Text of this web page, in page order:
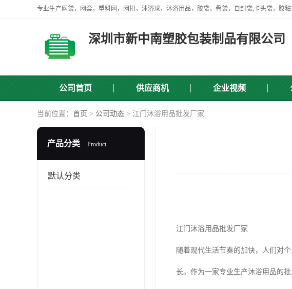
深圳市新中南塑胶包装制品有限公司
公司首页 供应商机 企业视频
当前位置： 首页 > 公司动态 > 江门沐浴用品批发厂家
产品分类 Product
默认分类
江门沐浴用品批发厂家
随着现代生活节奏的加快，人们对
长。作为一家专业生产沐浴用品的